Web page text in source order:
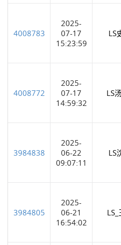
4008783
2025-
07-17
15:23:59
LS
4008772
2025-
07-17
14:59:32
LS
3984838
2025-
06-22
09:07:11
LS
3984805
2025-
06-21
16:54:02